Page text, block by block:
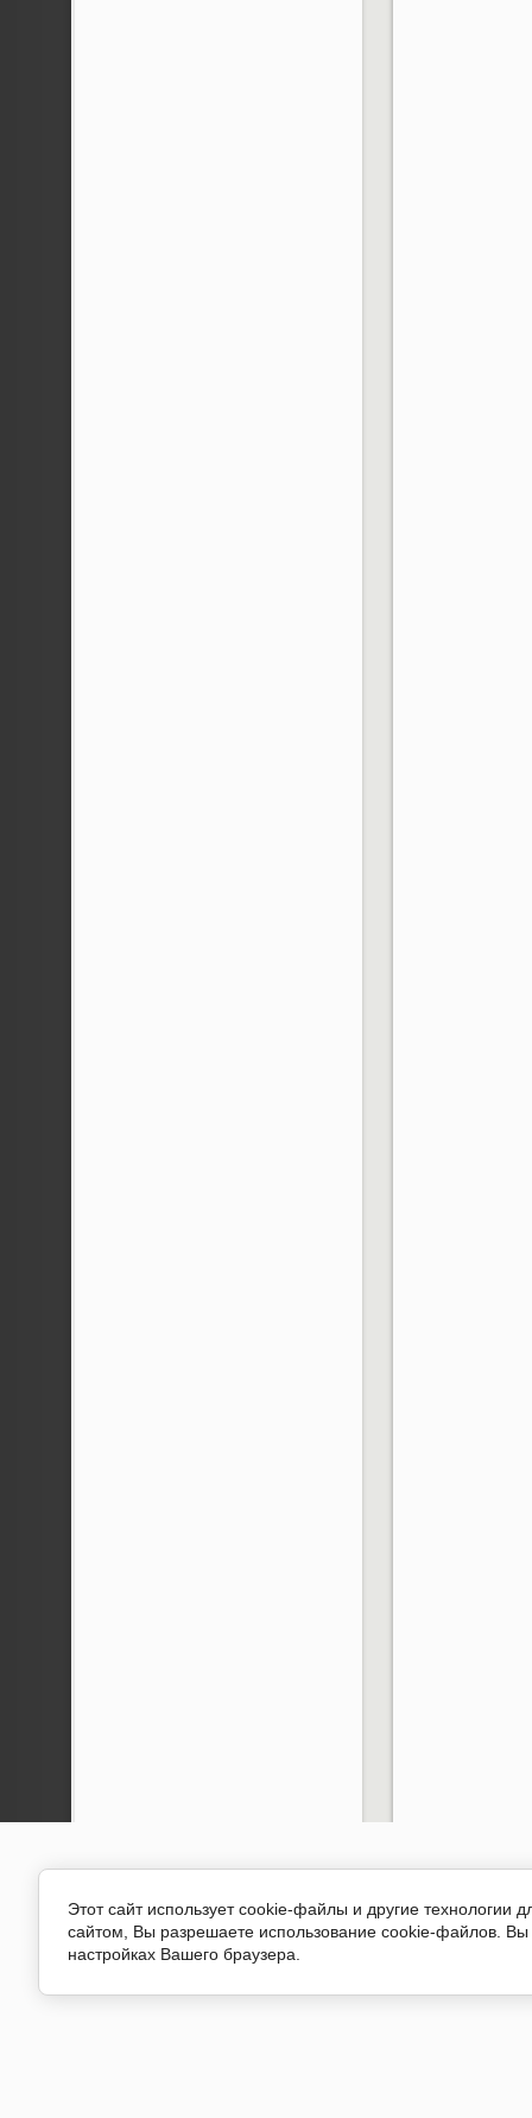
Этот сайт использует cookie-файлы и другие технологии
сайтом, Вы разрешаете использование cookie-файлов.
настройках Вашего браузера.